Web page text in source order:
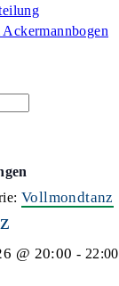
Vollmondtanz
@ 20:00 - 22:00